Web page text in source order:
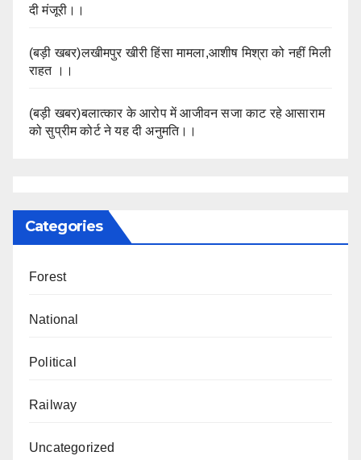
दी मंजूरी।।
(बड़ी खबर)लखीमपुर खीरी हिंसा मामला,आशीष मिश्रा को नहीं मिली
राहत ।।
(बड़ी खबर)बलात्कार के आरोप में आजीवन सजा काट रहे आसाराम
को सुप्रीम कोर्ट ने यह दी अनुमति।।
Categories
Forest
National
Political
Railway
Uncategorized